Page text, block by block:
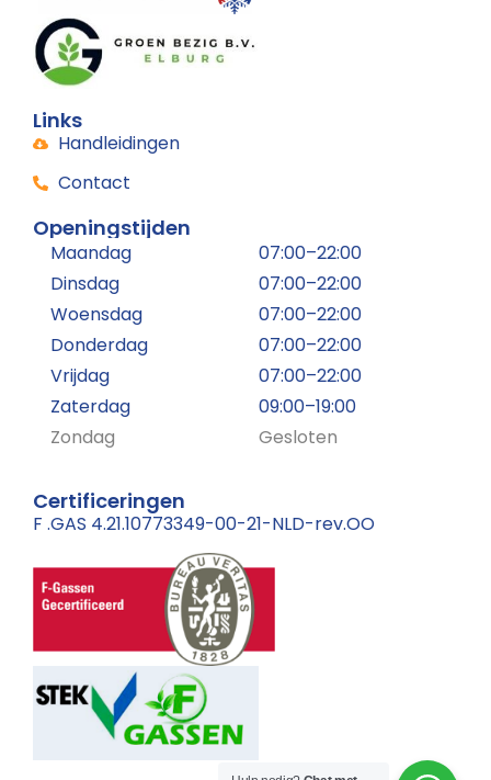
Links
Handleidingen
Contact
Openingstijden
Maandag
07:00–22:00
Dinsdag
07:00–22:00
Woensdag
07:00–22:00
Donderdag
07:00–22:00
Vrijdag
07:00–22:00
Zaterdag
09:00–19:00
Zondag
Gesloten
Certificeringen
F .GAS 4.21.10773349-00-21-NLD-rev.OO